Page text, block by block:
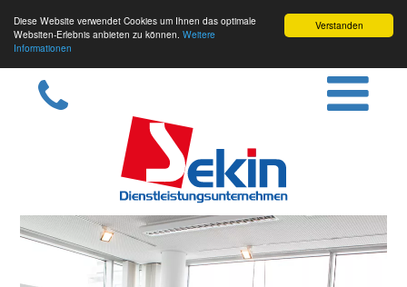
Verstanden
Diese Website verwendet Cookies um Ihnen das optimale
Websiten-Erlebnis anbieten zu können. Weitere
Informationen